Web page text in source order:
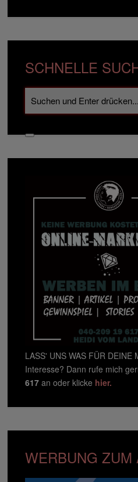
SCHNELLE
LASS' UNS WAS FÜR DEINE
Interesse? Dann rufe mich
617 an oder klicke hier.
WERBUNG ZUM